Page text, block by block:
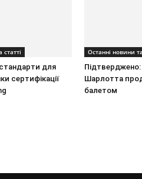
для
сертифікації
Останні новини та
Шарлотта
балетом